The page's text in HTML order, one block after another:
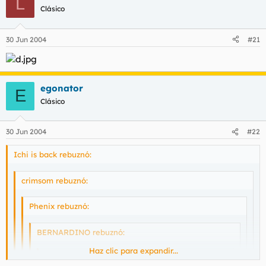
Clásico
30 Jun 2004 #21
E egonator
Clásico
30 Jun 2004 #22
Ichi is back rebuznó:
crimsom rebuznó:
Phenix rebuznó:
BERNARDINO rebuznó:
crimsom rebuznó:
Haz clic para expandir...